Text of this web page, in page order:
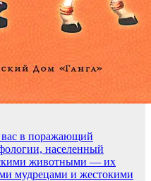
в поражающий
населенный
животными — их
мудрецами и жестокими